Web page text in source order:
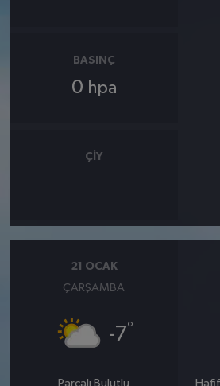
BASINÇ
0 hpa
ÇIY
21 OCAK
ÇARŞAMBA
-7°
Parçalı Bulutlu